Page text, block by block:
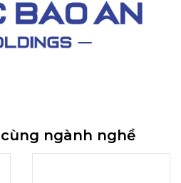
ngành nghề